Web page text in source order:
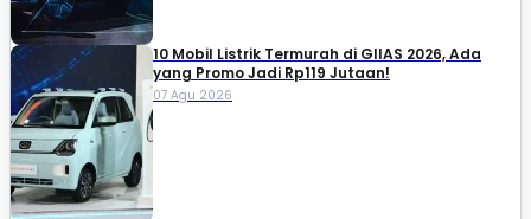
10 Mobil Listrik Termurah di GIIAS 2026, Ada
yang Promo Jadi Rp119 Jutaan!
07 Agu 2026